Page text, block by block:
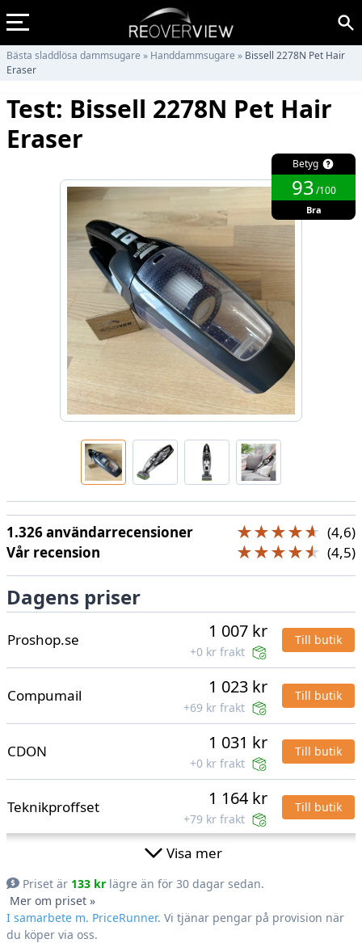
Bästa sladdlösa dammsugare » Handdammsugare » Bissell 2278N Pet Hair
Eraser
Test: Bissell 2278N Pet Hair
Eraser
Betyg
93/100
Bra
1.326 användarrecensioner ★★★★★
★★★★★ (4,6)
Vår recension
★★★★★
★★★★★ (4,5)
Dagens priser
Proshop.se 1 007 kr
+0 kr frakt
Till butik
Compumail 1 023 kr
+69 kr frakt
Till butik
CDON 1 031 kr
+0 kr frakt
Till butik
Teknikproffset 1 164 kr
+79 kr frakt
Till butik
1 280 kr
Coolshop 1 355 kr
+0 kr frakt
Till butik
Visa mer
Priset är 133 kr lägre än för 30 dagar sedan.
Mer om priset »
I samarbete m. PriceRunner. Vi tjänar pengar på provision när
du köper via oss.